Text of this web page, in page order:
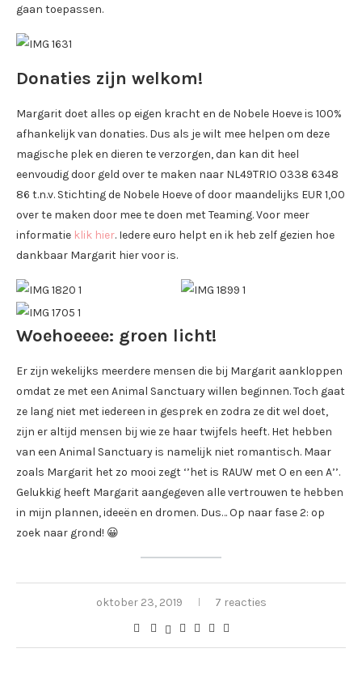
gaan toepassen.
Donaties zijn welkom!
Margarit doet alles op eigen kracht en de Nobele Hoeve is 100%
afhankelijk van donaties. Dus als je wilt mee helpen om deze
magische plek en dieren te verzorgen, dan kan dit heel
eenvoudig door geld over te maken naar NL49TRIO 0338 6348
86 t.n.v. Stichting de Nobele Hoeve of door maandelijks EUR 1,00
over te maken door mee te doen met Teaming. Voor meer
informatie klik hier. Iedere euro helpt en ik heb zelf gezien hoe
dankbaar Margarit hier voor is.
Woehoeeee: groen licht!
Er zijn wekelijks meerdere mensen die bij Margarit aankloppen
omdat ze met een Animal Sanctuary willen beginnen. Toch gaat
ze lang niet met iedereen in gesprek en zodra ze dit wel doet,
zijn er altijd mensen bij wie ze haar twijfels heeft. Het hebben
van een Animal Sanctuary is namelijk niet romantisch. Maar
zoals Margarit het zo mooi zegt ‘’het is RAUW met O en een A’’.
Gelukkig heeft Margarit aangegeven alle vertrouwen te hebben
in mijn plannen, ideeën en dromen. Dus… Op naar fase 2: op
zoek naar grond! 😀
oktober 23, 2019 7 reacties